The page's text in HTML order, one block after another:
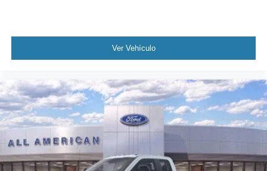
Ver Vehículo